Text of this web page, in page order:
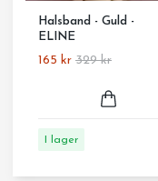
Halsband - Guld -
ELINE
165 kr 329 kr
I lager